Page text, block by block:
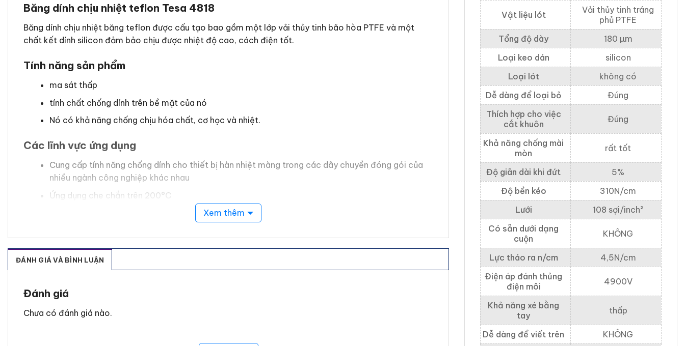
Băng dính chịu nhiệt teflon Tesa 4818
Băng dính chịu nhiệt băng teflon được cấu tạo bao gồm một lớp vải thủy tinh bão hòa PTFE và một
chất kết dính silicon đảm bảo chịu được nhiệt độ cao, cách điện tốt.
Tính năng sản phẩm
ma sát thấp
tính chất chống dính trên bề mặt của nó
Nó có khả năng chống chịu hóa chất, cơ học và nhiệt.
Các lĩnh vực ứng dụng
Cung cấp tính năng chống dính cho thiết bị hàn nhiệt màng trong các dây chuyền đóng gói của
nhiều ngành công nghiệp khác nhau
Ứng dụng che chắn trên 200°C
Xem thêm
ĐÁNH GIÁ VÀ BÌNH LUẬN
Đánh giá
Chưa có đánh giá nào.
Vật liệu lót
Vải thủy tinh tráng
phủ PTFE
Tổng độ dày
180 µm​
Loại keo dán
silicon
Loại lót
không có
Dễ dàng để loại bỏ
Đúng
Thích hợp cho việc
cắt khuôn
Đúng
Khả năng chống mài
mòn
rất tốt
Độ giãn dài khi đứt
5%
Độ bền kéo
310N/cm
Lưới
108 sợi/inch²
Có sẵn dưới dạng
cuộn
KHÔNG
Lực tháo ra n/cm
4,5N/cm
Điện áp đánh thủng
điện môi
4900V
Khả năng xé bằng
tay
thấp
Dễ dàng để viết trên
KHÔNG